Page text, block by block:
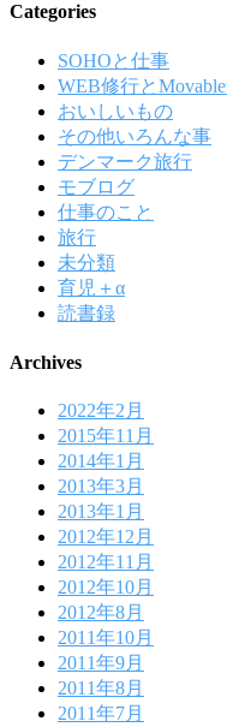
Categories
SOHOと仕事
WEB修行と
おいしいもの
その他いろんな事
デンマーク旅行
モブログ
仕事のこと
旅行
未分類
育児＋α
読書録
Archives
2022年2月
2015年11月
2014年1月
2013年3月
2013年1月
2012年12月
2012年11月
2012年10月
2012年8月
2011年10月
2011年9月
2011年8月
2011年7月